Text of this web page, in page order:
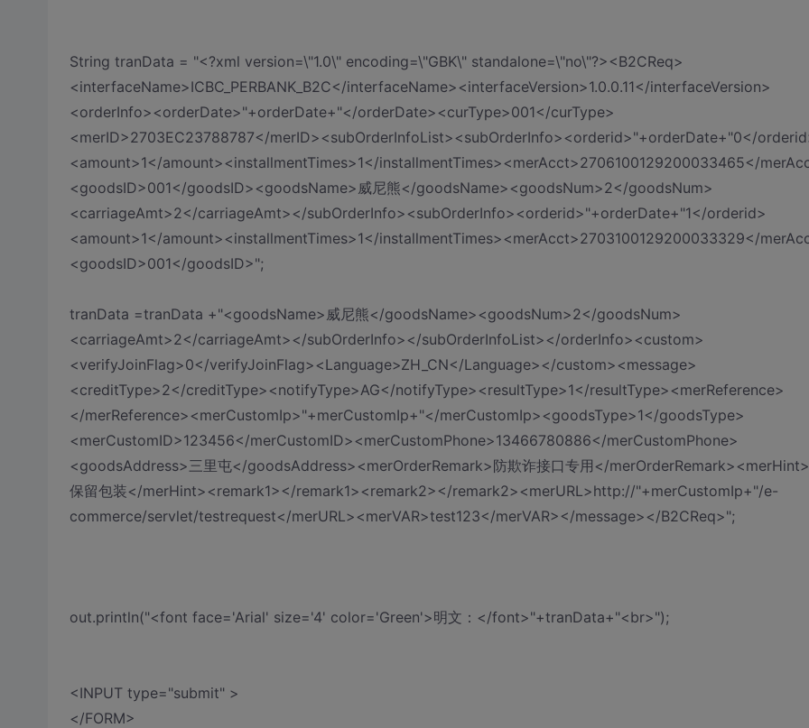
String tranData = "<?xml version=\"1.0\" encoding=\"GBK\" standalone=\"no\"?><B2CReq>
<interfaceName>ICBC_PERBANK_B2C</interfaceName><interfaceVersion>1.0.0.11</interfaceVersion>
<orderInfo><orderDate>"+orderDate+"</orderDate><curType>001</curType>
<merID>2703EC23788787</merID><subOrderInfoList><subOrderInfo><orderid>"+orderDate+"0</
<amount>1</amount><installmentTimes>1</installmentTimes><merAcct>2706100129200033465</
<goodsID>001</goodsID><goodsName>威尼熊</goodsName><goodsNum>2</goodsNum>
<carriageAmt>2</carriageAmt></subOrderInfo><subOrderInfo><orderid>"+orderDate+"1</orderid>
<amount>1</amount><installmentTimes>1</installmentTimes><merAcct>2703100129200033329</
<goodsID>001</goodsID>";
tranData =tranData +"<goodsName>威尼熊</goodsName><goodsNum>2</goodsNum>
<carriageAmt>2</carriageAmt></subOrderInfo></subOrderInfoList></orderInfo><custom>
<verifyJoinFlag>0</verifyJoinFlag><Language>ZH_CN</Language></custom><message>
<creditType>2</creditType><notifyType>AG</notifyType><resultType>1</resultType><merReference>
</merReference><merCustomIp>"+merCustomIp+"</merCustomIp><goodsType>1</goodsType>
<merCustomID>123456</merCustomID><merCustomPhone>13466780886</merCustomPhone>
<goodsAddress>三里屯</goodsAddress><merOrderRemark>防欺诈接口专用</
保留包装</merHint><remark1></remark1><remark2></remark2><merURL>http://"+merCustomIp+"/e-
commerce/servlet/testrequest</merURL><merVAR>test123</merVAR></message></B2CReq>";
out.println("<font face='Arial' size='4' color='Green'>明文：</font>"+tranData+"<br>");
<INPUT type="submit" >
</FORM>